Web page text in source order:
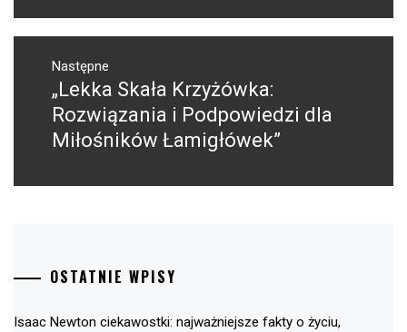
Następne
Następny
post:
„Lekka Skała Krzyżówka:
Rozwiązania i Podpowiedzi dla
Miłośników Łamigłówek”
OSTATNIE WPISY
Isaac Newton ciekawostki: najważniejsze fakty o życiu,